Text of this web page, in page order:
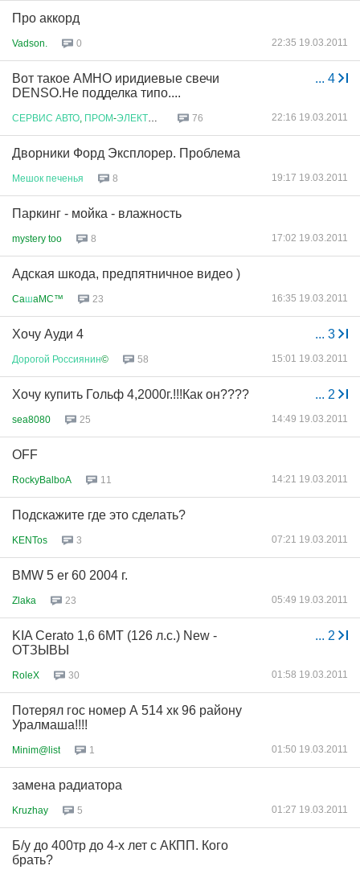
Про аккорд
Vadson. 0 22:35 19.03.2011
... 4
Вот такое АМНО иридиевые свечи
DENSO.Не подделка типо....
СЕРВИС АВТО ПРОМ-ЭЛЕКТРОНИКИ 76 22:16 19.03.2011
Дворники Форд Эксплорер. Проблема
Мешок печенья 8 19:17 19.03.2011
Паркинг - мойка - влажность
mystery too 8 17:02 19.03.2011
Адская шкода, предпятничное видео )
CaшaMC™ 23 16:35 19.03.2011
... 3
Хочу Ауди 4
Дорогой Россиянин© 58 15:01 19.03.2011
... 2
Хочу купить Гольф 4,2000г.!!!Как он????
sea8080 25 14:49 19.03.2011
OFF
RockyBalboA 11 14:21 19.03.2011
Подскажите где это сделать?
KENTos 3 07:21 19.03.2011
BMW 5 er 60 2004 г.
Zlaka 23 05:49 19.03.2011
... 2
KIA Cerato 1,6 6MT (126 л.с.) New -
ОТЗЫВЫ
RoleX 30 01:58 19.03.2011
Потерял гос номер А 514 хк 96 району
Уралмаша!!!!
Minim@list 1 01:50 19.03.2011
замена радиатора
Kruzhay 5 01:27 19.03.2011
Б/у до 400тр до 4-х лет с АКПП. Кого
брать?